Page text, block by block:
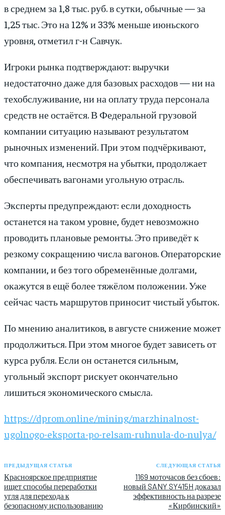
в среднем за 1,8 тыс. руб. в сутки, обычные — за
1,25 тыс. Это на 12% и 33% меньше июньского
уровня, отметил г-н Савчук.
Игроки рынка подтверждают: выручки
недостаточно даже для базовых расходов — ни на
техобслуживание, ни на оплату труда персонала
средств не остаётся. В Федеральной грузовой
компании ситуацию называют результатом
рыночных изменений. При этом подчёркивают,
что компания, несмотря на убытки, продолжает
обеспечивать вагонами угольную отрасль.
Эксперты предупреждают: если доходность
останется на таком уровне, будет невозможно
проводить плановые ремонты. Это приведёт к
резкому сокращению числа вагонов. Операторские
компании, и без того обременённые долгами,
окажутся в ещё более тяжёлом положении. Уже
сейчас часть маршрутов приносит чистый убыток.
По мнению аналитиков, в августе снижение может
продолжиться. При этом многое будет зависеть от
курса рубля. Если он останется сильным,
угольный экспорт рискует окончательно
лишиться экономического смысла.
https://dprom.online/mining/marzhinalnost-
ugolnogo-eksporta-po-relsam-ruhnula-do-nulya/
ПРЕДЫДУЩАЯ СТАТЬЯ
Красноярское предприятие
ищет способы переработки
угля для перехода к
безопасному использованию
СЛЕДУЮЩАЯ СТАТЬЯ
1169 моточасов без сбоев:
новый SANY SY415H доказал
эффективность на разрезе
«Кирбинский»